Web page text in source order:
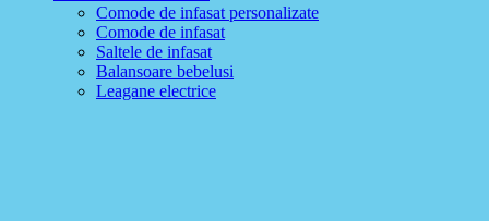
Comode de infasat personalizate
Comode de infasat
Saltele de infasat
Balansoare bebelusi
Leagane electrice